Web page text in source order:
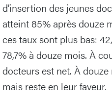
d’insertion des jeunes
atteint 85% après douze
ces taux sont plus bas:
78,7% à douze mois. À
docteurs est net. À douze
mais reste en leur faveur.